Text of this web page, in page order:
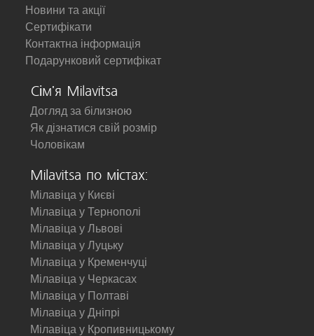
Новини та акції
Сертифікати
Контактна інформація
Подарунковий сертифікат
Сім'я Milavitsa
Догляд за білизною
Як дізнатися свій розмір
Чоловікам
Milavitsa по містах:
Мілавіца у Києві
Мілавіца у Тернополі
Мілавіца у Львові
Мілавіца у Луцьку
Мілавіца у Кременчуці
Мілавіца у Черкасах
Мілавіца у Полтаві
Мілавіца у Дніпрі
Мілавіца у Кропивницькому